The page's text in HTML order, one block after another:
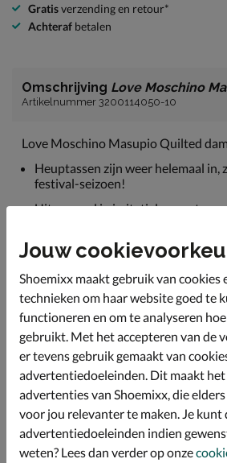
Gratisverzending en retour*
Achteraf betalen
Omschrijving Love Moschino
Artikelnummer 3200114050-10
Love Moschino Masupio Quilted
Heuptassen zijn weer helemaal in,
festival-seizoen!
Uitgevoerd in imitatieleer met een
De tas bestaat uit één hoofdvak
steekvak met rits.
Afmetingen: 24x15x8 cm.
Specificaties
Over Love Moschino
Bekijk meer
Jouw
Shoemixx maakt gebruik van cookies
technieken om haar website goed te
functioneren en om te analyseren
gebruikt. Met het accepteren van de
er tevens gebruik gemaakt van
advertentiedoeleinden. Dit maakt
advertenties van Shoemixx, die
voor jou relevanter te maken. Je kunt
advertentiedoeleinden indien
weten? Lees dan verder op onze